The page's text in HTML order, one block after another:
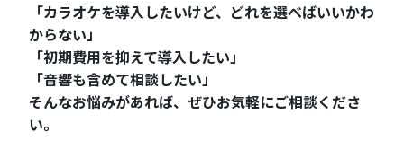
「カラオケを導入したいけど、どれを選べばいいかわ
からない」
「初期費用を抑えて導入したい」
「音響も含めて相談したい」
そんなお悩みがあれば、ぜひお気軽にご相談くださ
い。